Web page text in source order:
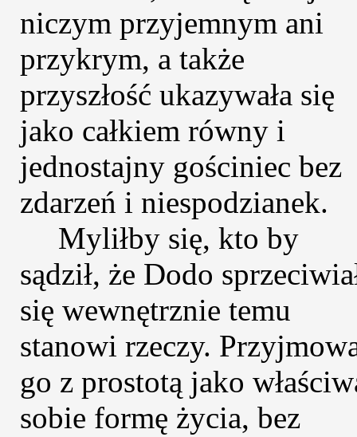
niczym przyjemnym ani
przykrym, a także
przyszłość ukazywała się
jako całkiem równy i
jednostajny gościniec bez
zdarzeń i niespodzianek.
Myliłby się, kto by
sądził, że Dodo
się wewnętrznie temu
stanowi rzeczy.
go z prostotą jako
sobie formę życia, bez